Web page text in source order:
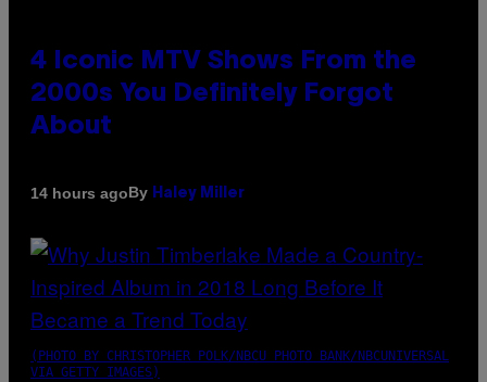
4 Iconic MTV Shows From the
2000s You Definitely Forgot
About
14 hours agoBy Haley Miller
(PHOTO BY CHRISTOPHER POLK/NBCU PHOTO BANK/NBCUNIVERSAL
VIA GETTY IMAGES)